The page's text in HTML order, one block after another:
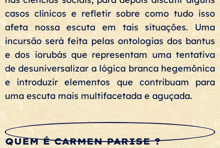
casos clínicos e refletir sobre como tudo isso
afeta nossa escuta em tais situações. Uma
incursão será feita pelas ontologias dos bantus
e dos iorubás que representam uma tentativa
de desuniversalizar a lógica branca hegemônica
e introduzir elementos que contribuam para
uma escuta mais multifacetada e aguçada.
QUEM É CARMEN PARISE ?